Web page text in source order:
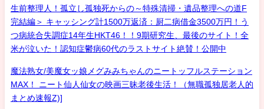
生前整理人！孤立し孤独死からの～特殊清掃・遺品整理への道F
完結編＞ キャッシング計1500万返済：厨二病借金3500万円！う
つ病統合失調症14年生HKT46！！9期研究生、最後のサイト！全
米が泣いた！認知症鬱病60代のラストサイト絶賛！公開中
魔法熟女/美魔女ッ娘メグみみちゃんのニートッフルステーション
MAX！ ニート仙人仙女の映画三昧老後生活！（無職孤独居老人的
まとめ速報Z)]